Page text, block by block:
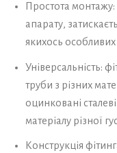
Простота
апарату,
якихось
Універсальність:
труби з різних
оцинковані
матеріалу різної
Конструкція